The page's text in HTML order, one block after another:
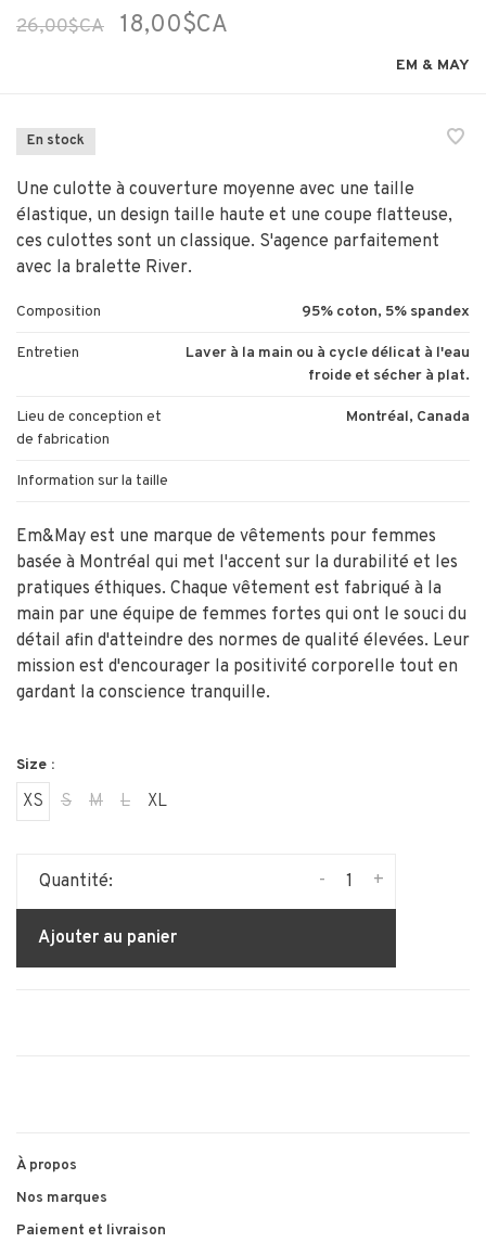
26,00$CA 18,00$CA
EM & MAY
En stock
Une culotte à couverture moyenne avec une taille
élastique, un design taille haute et une coupe flatteuse,
ces culottes sont un classique. S'agence parfaitement
avec la bralette River.
Composition 95% coton, 5% spandex
Entretien
Laver à la main ou à cycle délicat à l'eau
froide et sécher à plat.
Lieu de conception et
de fabrication
Montréal, Canada
Information sur la taille
Em&May est une marque de vêtements pour femmes
basée à Montréal qui met l'accent sur la durabilité et les
pratiques éthiques. Chaque vêtement est fabriqué à la
main par une équipe de femmes fortes qui ont le souci du
détail afin d'atteindre des normes de qualité élevées. Leur
mission est d'encourager la positivité corporelle tout en
gardant la conscience tranquille.
Size :
XS S M L XL
Quantité: +
-
Ajouter au panier
À propos
Nos marques
Paiement et livraison